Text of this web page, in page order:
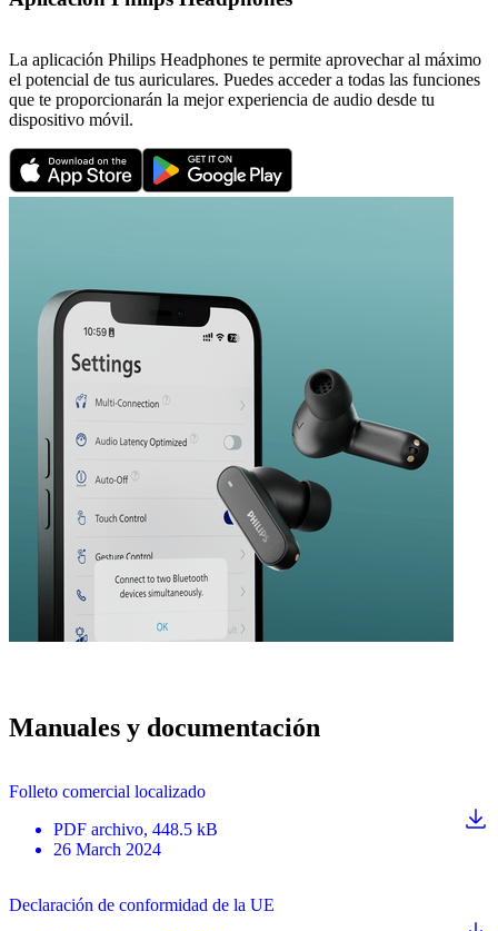
La aplicación Philips Headphones te permite aprovechar al máximo
el potencial de tus auriculares. Puedes acceder a todas las funciones
que te proporcionarán la mejor experiencia de audio desde tu
dispositivo móvil.
Manuales y documentación
Folleto comercial localizado
PDF archivo, 448.5 kB
26 March 2024
Declaración de conformidad de la UE